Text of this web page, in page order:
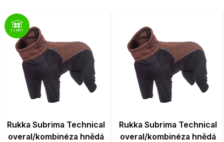
1-2 DNY
Rukka Subrima Technical
overal/kombinéza hnědá
Rukka Subrima Technical
overal/kombinéza hnědá